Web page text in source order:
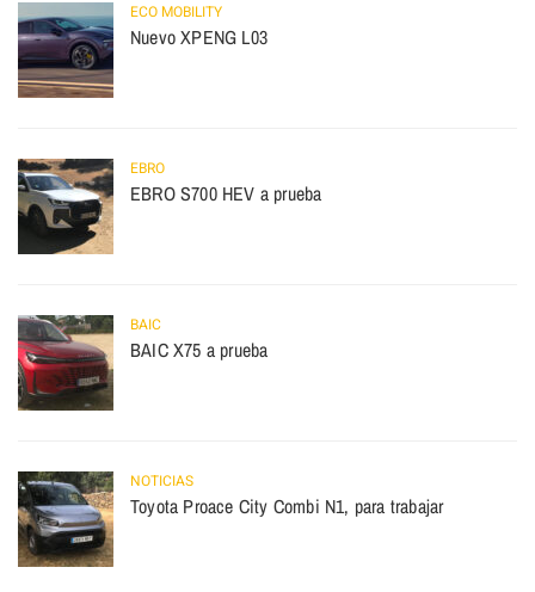
ECO MOBILITY
Nuevo XPENG L03
EBRO
EBRO S700 HEV a prueba
BAIC
BAIC X75 a prueba
NOTICIAS
Toyota Proace City Combi N1, para trabajar